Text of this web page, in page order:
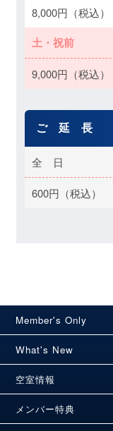
8,000円（税込）
土・祝前
9,000円（税込）
ご 延 長
全 日
600円（税込）
Member's Only
What's New
空室情報
メンバー特典